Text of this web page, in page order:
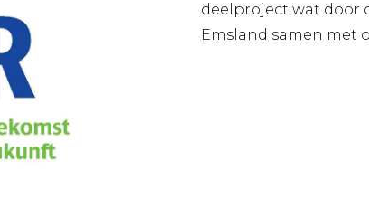
deelproject wat door
Emsland samen met